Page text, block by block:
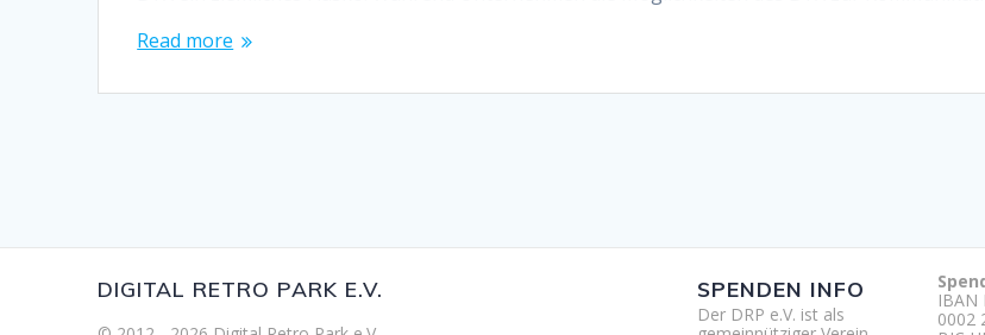
Read more
DIGITAL RETRO PARK E.V. SPENDEN INFO
Der DRP e.V. ist als
IBAN
0002